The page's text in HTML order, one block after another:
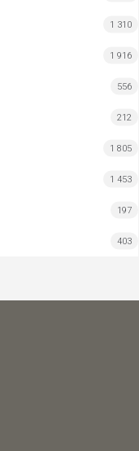
1 310
1 916
556
212
1 805
1 453
197
403